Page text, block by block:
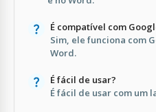
É compatível com
Sim, ele funciona com
Word.
É fácil de usar?
É fácil de usar com um